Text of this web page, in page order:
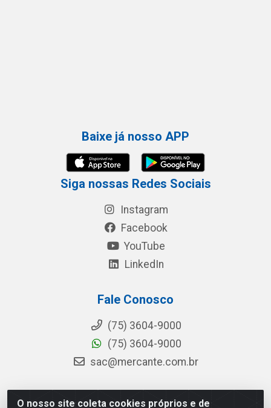
O nosso site coleta cookies próprios e de
Baixe já nosso APP
Siga nossas Redes Sociais
Instagram
Facebook
YouTube
LinkedIn
Fale Conosco
(75) 3604-9000
(75) 3604-9000
sac@mercante.com.br